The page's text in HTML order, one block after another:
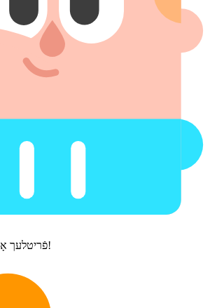
...פֿריטלעך אָדער סאַלאַט? אױ, װײ!